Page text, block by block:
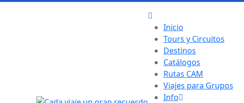
Inicio
Tours y Circuitos
Destinos
Catálogos
Rutas CAM
Viajes para Grupos
Info